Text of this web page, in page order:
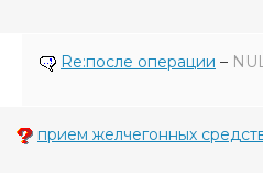
Re:после операции –
прием желчегонных